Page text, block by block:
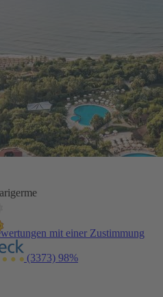
mit einer Zustimmung
(3373) 98%